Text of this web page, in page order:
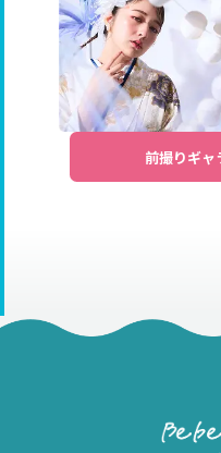
前撮りギャ